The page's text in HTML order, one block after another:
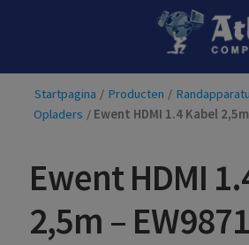
Ga
naar
Ga
Startpagina / Producten /
Opladers / Ewent HDMI 1.4 Kabel
Ewent HDMI
2,5m – EW9871